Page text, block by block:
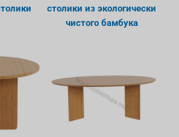
столики из экологически
чистого бамбука